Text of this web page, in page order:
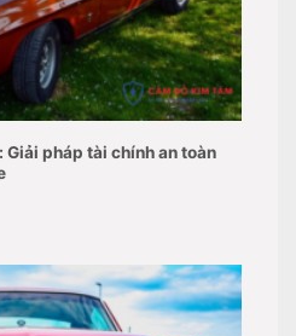
Giải pháp tài chính an toàn